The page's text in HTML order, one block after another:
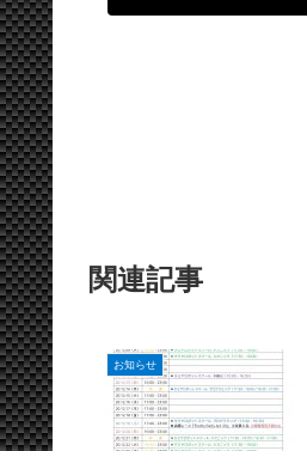
関連記事
お知らせ